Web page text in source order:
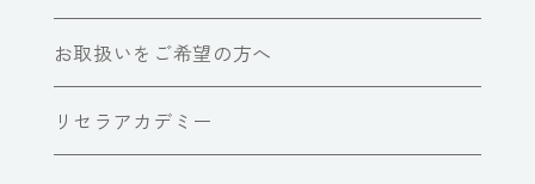
お取扱いをご希望の方へ
リセラアカデミー